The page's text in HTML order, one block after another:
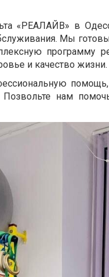
«РЕАЛАЙВ» в
Мы
программу
и качество жизни.
Позвольте нам